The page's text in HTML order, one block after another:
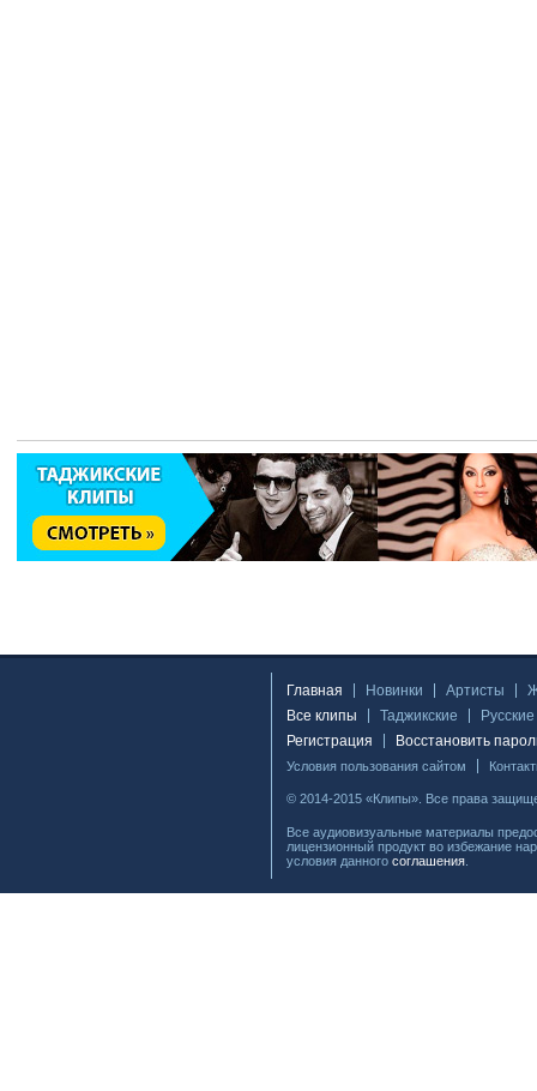
Главная Новинки Артисты
Все клипы
Таджикские
Русские
Регистрация
Восстановить
Условия пользования сайтом
© 2014-2015 «Клипы». Все права
Все аудиовизуальные материалы
лицензионный продукт во избежание
условия данного соглашения